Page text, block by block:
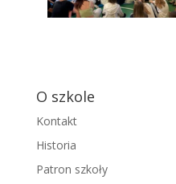
O szkole
Kontakt
Historia
Patron szkoły